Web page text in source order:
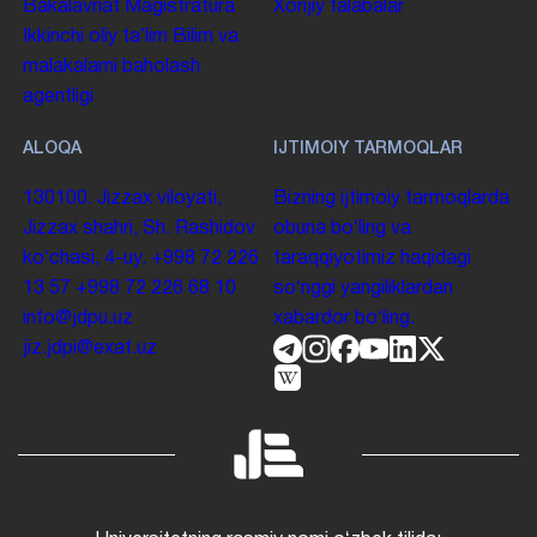
Bakalavriat Magistratura
Ikkinchi oliy taʼlim Bilim va
malakalarni baholash
agentligi
Xorijiy talabalar
ALOQA
130100. Jizzax viloyati,
Jizzax shahri, Sh. Rashidov
koʻchasi, 4-uy. +998 72 226
13 57 +998 72 226 68 10
info@jdpu.uz
jiz.jdpi@exat.uz
IJTIMOIY TARMOQLAR
Bizning ijtimoiy tarmoqlarda
obuna boʻling va
taraqqiyotimiz haqidagi
soʻnggi yangiliklardan
xabardor boʻling.